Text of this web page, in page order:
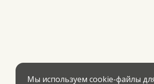
Мы используем cookie-файлы